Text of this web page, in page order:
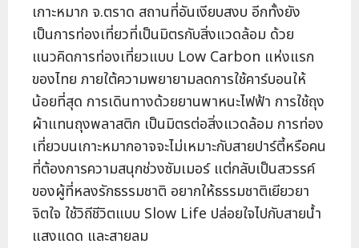
เกาะหมาก จ.ตราด สถานที่อันเงียบสงบ อีกทั้งยัง
เป็นการท่องเที่ยวที่เป็นมิตรกับสิ่งแวดล้อม ด้วย
แนวคิดการท่องเที่ยวแบบ Low Carbon แห่งแรก
ของไทย ภายใต้ความพยายามลดการใช้คาร์บอนให้
น้อยที่สุด การเดินทางด้วยยานพาหนะไฟฟ้า การใช้ถุง
ผ้าแทนถุงพลาสติก เป็นมิตรต่อสิ่งแวดล้อม การท่อง
เที่ยวบนเกาะหมากอาจจะไม่เหมาะกับสายปาร์ตี้หรือคน
ที่ต้องการความสนุกช่วงซัมเมอร์ แต่กลับเป็นสวรรค์
ของผู้ที่หลงรักธรรมชาติ อยากให้ธรรมชาติเยียวยา
จิตใจ ใช้วิถีชีวิตแบบ Slow Life ปล่อยใจไปกับสายน้ำ
แสงแดด และสายลม